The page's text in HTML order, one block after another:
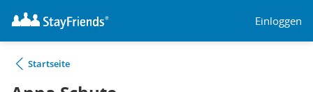
Einloggen
Startseite